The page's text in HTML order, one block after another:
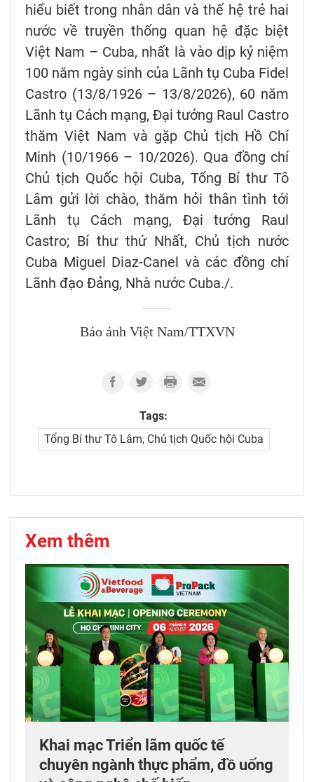
hiểu biết trong nhân dân và thế hệ trẻ hai
nước về truyền thống quan hệ đặc biệt
Việt Nam – Cuba, nhất là vào dịp kỷ niệm
100 năm ngày sinh của Lãnh tụ Cuba Fidel
Castro (13/8/1926 – 13/8/2026), 60 năm
Lãnh tụ Cách mạng, Đại tướng Raul Castro
thăm Việt Nam và gặp Chủ tịch Hồ Chí
Minh (10/1966 – 10/2026). Qua đồng chí
Chủ tịch Quốc hội Cuba, Tổng Bí thư Tô
Lâm gửi lời chào, thăm hỏi thân tình tới
Lãnh tụ Cách mạng, Đại tướng Raul
Castro; Bí thư thứ Nhất, Chủ tịch nước
Cuba Miguel Diaz-Canel và các đồng chí
Lãnh đạo Đảng, Nhà nước Cuba./.
Báo ảnh Việt Nam/TTXVN
Tags:
Tổng Bí thư Tô Lâm, Chủ tịch Quốc hội Cuba
Xem thêm
Khai mạc Triển lãm quốc tế
chuyên ngành thực phẩm, đồ uống